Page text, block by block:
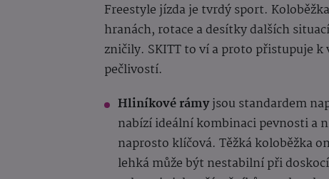
Freestyle jízda je tvrdý sport.
hranách, rotace a desítky dalších
zničily. SKITT to ví a proto přistupuje
pečlivostí.
Hliníkové rámyjsou standardem
nabízí ideální kombinaci pevnosti a
naprosto klíčová. Těžká koloběžka
lehká může být nestabilní při